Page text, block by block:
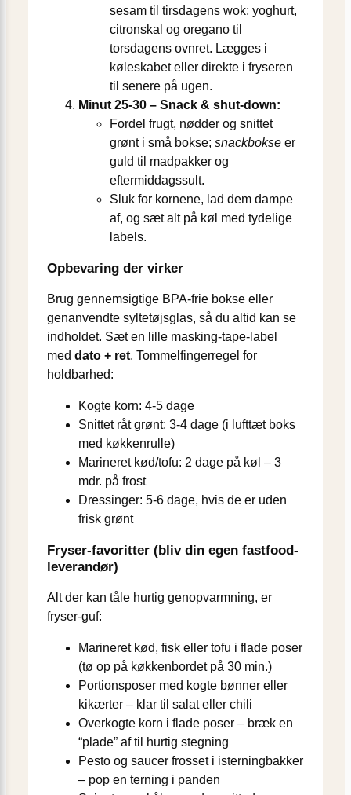
sesam til tirsdagens wok; yoghurt,
citronskal og oregano til
torsdagens ovnret. Lægges i
køleskabet eller direkte i fryseren
til senere på ugen.
Minut 25-30 – Snack & shut-down:
Fordel frugt, nødder og snittet
grønt i små bokse; snackbokse er
guld til madpakker og
eftermiddagssult.
Sluk for kornene, lad dem dampe
af, og sæt alt på køl med tydelige
labels.
Opbevaring der virker
Brug gennemsigtige BPA-frie bokse eller
genanvendte syltetøjsglas, så du altid kan se
indholdet. Sæt en lille masking-tape-label
med dato + ret. Tommelfingerregel for
holdbarhed:
Kogte korn: 4-5 dage
Snittet råt grønt: 3-4 dage (i lufttæt boks
med køkkenrulle)
Marineret kød/tofu: 2 dage på køl – 3
mdr. på frost
Dressinger: 5-6 dage, hvis de er uden
frisk grønt
Fryser-favoritter (bliv din egen fastfood-
leverandør)
Alt der kan tåle hurtig genopvarmning, er
fryser-guf:
Marineret kød, fisk eller tofu i flade poser
(tø op på køkkenbordet på 30 min.)
Portionsposer med kogte bønner eller
kikærter – klar til salat eller chili
Overkogte korn i flade poser – bræk en
“plade” af til hurtig stegning
Pesto og saucer frosset i isterningbakker
– pop en terning i panden